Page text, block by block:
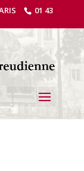
01 43